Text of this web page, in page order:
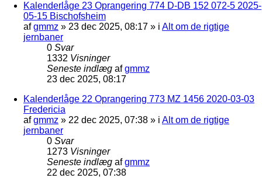
Kalenderlåge 23 Oprangering 774 D-DB 152 072-5 2025-
05-15 Bischofsheim
afgmmz » 23 dec 2025, 08:17 » i Alt om de rigtige
jernbaner
0 Svar
1332 Visninger
Seneste indlæg afgmmz
23 dec 2025, 08:17
Kalenderlåge 22 Oprangering 773 MZ 1456 2020-03-03
Fredericia
afgmmz » 22 dec 2025, 07:38 » i Alt om de rigtige
jernbaner
0 Svar
1273 Visninger
Seneste indlæg afgmmz
22 dec 2025, 07:38